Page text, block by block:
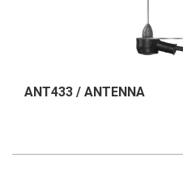
ANT433 / ANTENNA